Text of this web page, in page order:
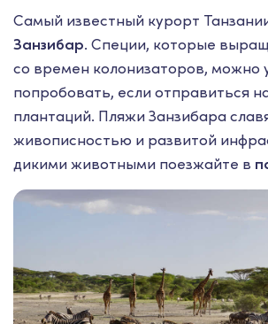
Самый известный курорт
Занзибар. Специи, которые
со времен колонизаторов, можно
попробовать, если отправиться
плантаций. Пляжи Занзибара
живописностью и развитой
дикими животными поезжайте в